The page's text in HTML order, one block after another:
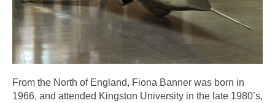
From the North of England, Fiona Banner was born in
1966, and attended Kingston University in the late 1980’s,